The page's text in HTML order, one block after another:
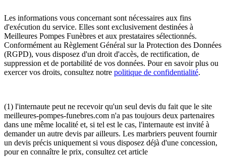
Les informations vous concernant sont nécessaires aux fins
d'exécution du service. Elles sont exclusivement destinées à
Meilleures Pompes Funèbres et aux prestataires sélectionnés.
Conformément au Règlement Général sur la Protection des Données
(RGPD), vous disposez d'un droit d'accès, de rectification, de
suppression et de portabilité de vos données. Pour en savoir plus ou
exercer vos droits, consultez notre politique de confidentialité.
(1) l'internaute peut ne recevoir qu'un seul devis du fait que le site
meilleures-pompes-funebres.com n'a pas toujours deux partenaires
dans une même localité et, si tel est le cas, l'internaute est invité à
demander un autre devis par ailleurs. Les marbriers peuvent fournir
un devis précis uniquement si vous disposez déjà d'une concession,
pour en connaître le prix, consultez cet article